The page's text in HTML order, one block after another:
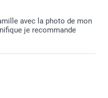
et je suis touchée par
nous la plus belle des
avec la photo de mon
je recommande